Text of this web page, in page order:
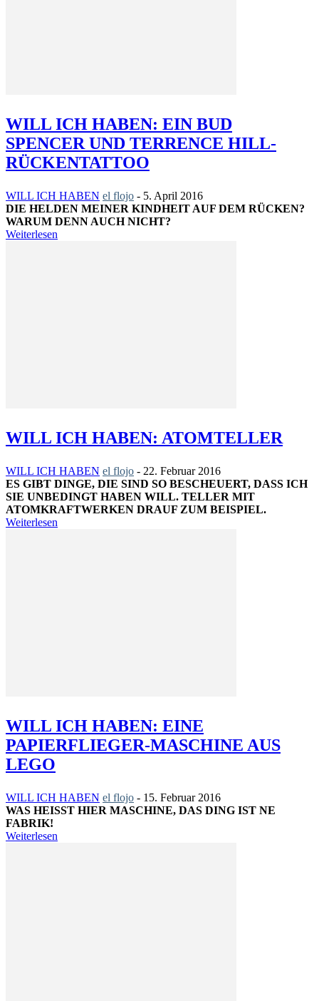
WILL ICH HABEN: EIN BUD
SPENCER UND TERRENCE HILL-
RÜCKENTATTOO
WILL ICH HABEN el flojo - 5. April 2016
DIE HELDEN MEINER KINDHEIT AUF DEM RÜCKEN?
WARUM DENN AUCH NICHT?
Weiterlesen
WILL ICH HABEN: ATOMTELLER
WILL ICH HABEN el flojo - 22. Februar 2016
ES GIBT DINGE, DIE SIND SO BESCHEUERT, DASS ICH
SIE UNBEDINGT HABEN WILL. TELLER MIT
ATOMKRAFTWERKEN DRAUF ZUM BEISPIEL.
Weiterlesen
WILL ICH HABEN: EINE
PAPIERFLIEGER-MASCHINE AUS
LEGO
WILL ICH HABEN el flojo - 15. Februar 2016
WAS HEISST HIER MASCHINE, DAS DING IST NE F
ABRIK!
Weiterlesen